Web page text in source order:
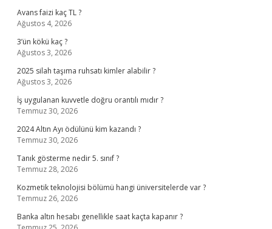
Avans faizi kaç TL ?
Ağustos 4, 2026
3’ün kökü kaç ?
Ağustos 3, 2026
2025 silah taşıma ruhsatı kimler alabilir ?
Ağustos 3, 2026
İş uygulanan kuvvetle doğru orantılı mıdır ?
Temmuz 30, 2026
2024 Altın Ayı ödülünü kim kazandı ?
Temmuz 30, 2026
Tanık gösterme nedir 5. sınıf ?
Temmuz 28, 2026
Kozmetik teknolojisi bölümü hangi üniversitelerde var ?
Temmuz 26, 2026
Banka altın hesabı genellikle saat kaçta kapanır ?